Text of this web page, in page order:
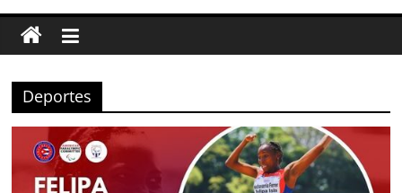
Deportes